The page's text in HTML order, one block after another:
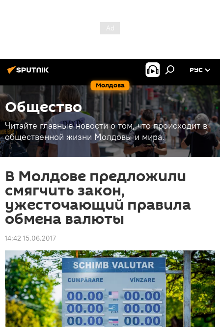
Молдова
РУС
Общество
Читайте главные новости о том, что происходит в
общественной жизни Молдовы и мира.
В Молдове предложили
смягчить закон,
ужесточающий правила
обмена валюты
14:42 15.06.2017